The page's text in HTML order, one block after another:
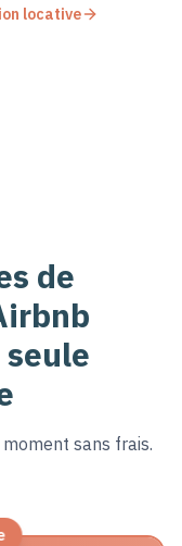
locative
de
sans frais.